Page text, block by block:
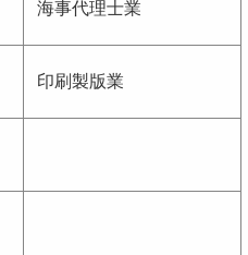
海事代理士業
印刷製版業